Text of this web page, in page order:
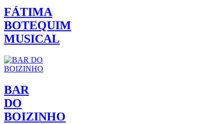
FÁTIMA
BOTEQUIM
MUSICAL
BAR
DO
BOIZINHO